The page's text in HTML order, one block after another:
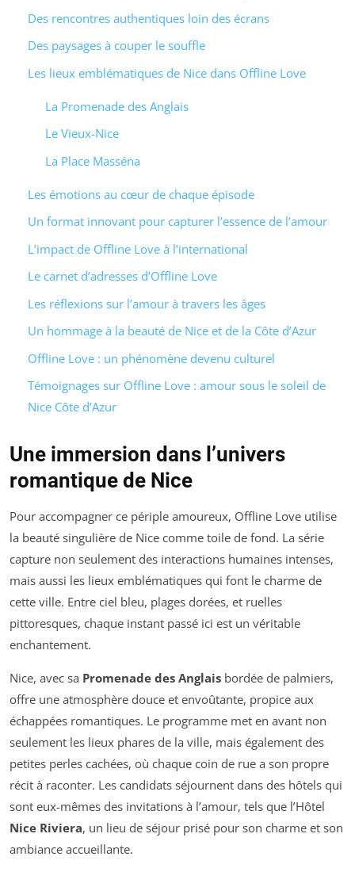
Des rencontres authentiques loin des écrans
Des paysages à couper le souffle
Les lieux emblématiques de Nice dans Offline Love
La Promenade des Anglais
Le Vieux-Nice
La Place Masséna
Les émotions au cœur de chaque épisode
Un format innovant pour capturer l’essence de l’amour
L’impact de Offline Love à l’international
Le carnet d’adresses d’Offline Love
Les réflexions sur l’amour à travers les âges
Un hommage à la beauté de Nice et de la Côte d’Azur
Offline Love : un phénomène devenu culturel
Témoignages sur Offline Love : amour sous le soleil de
Nice Côte d’Azur
Une immersion dans l’univers
romantique de Nice
Pour accompagner ce périple amoureux, Offline Love utilise
la beauté singulière de Nice comme toile de fond. La série
capture non seulement des interactions humaines intenses,
mais aussi les lieux emblématiques qui font le charme de
cette ville. Entre ciel bleu, plages dorées, et ruelles
pittoresques, chaque instant passé ici est un véritable
enchantement.
Nice, avec sa Promenade des Anglais bordée de palmiers,
offre une atmosphère douce et envoûtante, propice aux
échappées romantiques. Le programme met en avant non
seulement les lieux phares de la ville, mais également des
petites perles cachées, où chaque coin de rue a son propre
récit à raconter. Les candidats séjournent dans des hôtels qui
sont eux-mêmes des invitations à l’amour, tels que l’Hôtel
Nice Riviera, un lieu de séjour prisé pour son charme et son
ambiance accueillante.